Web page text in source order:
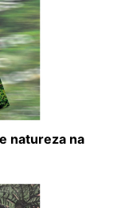
natureza na